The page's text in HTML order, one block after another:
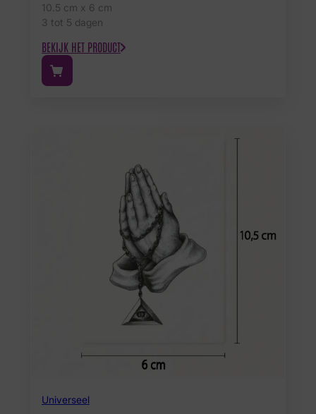
10.5 cm x 6 cm
3 tot 5 dagen
BEKIJK HET PRODUCT
Universeel